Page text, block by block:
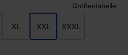
Größentabelle
XL XXL XXXL